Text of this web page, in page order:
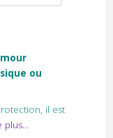
ou
il est
plus...